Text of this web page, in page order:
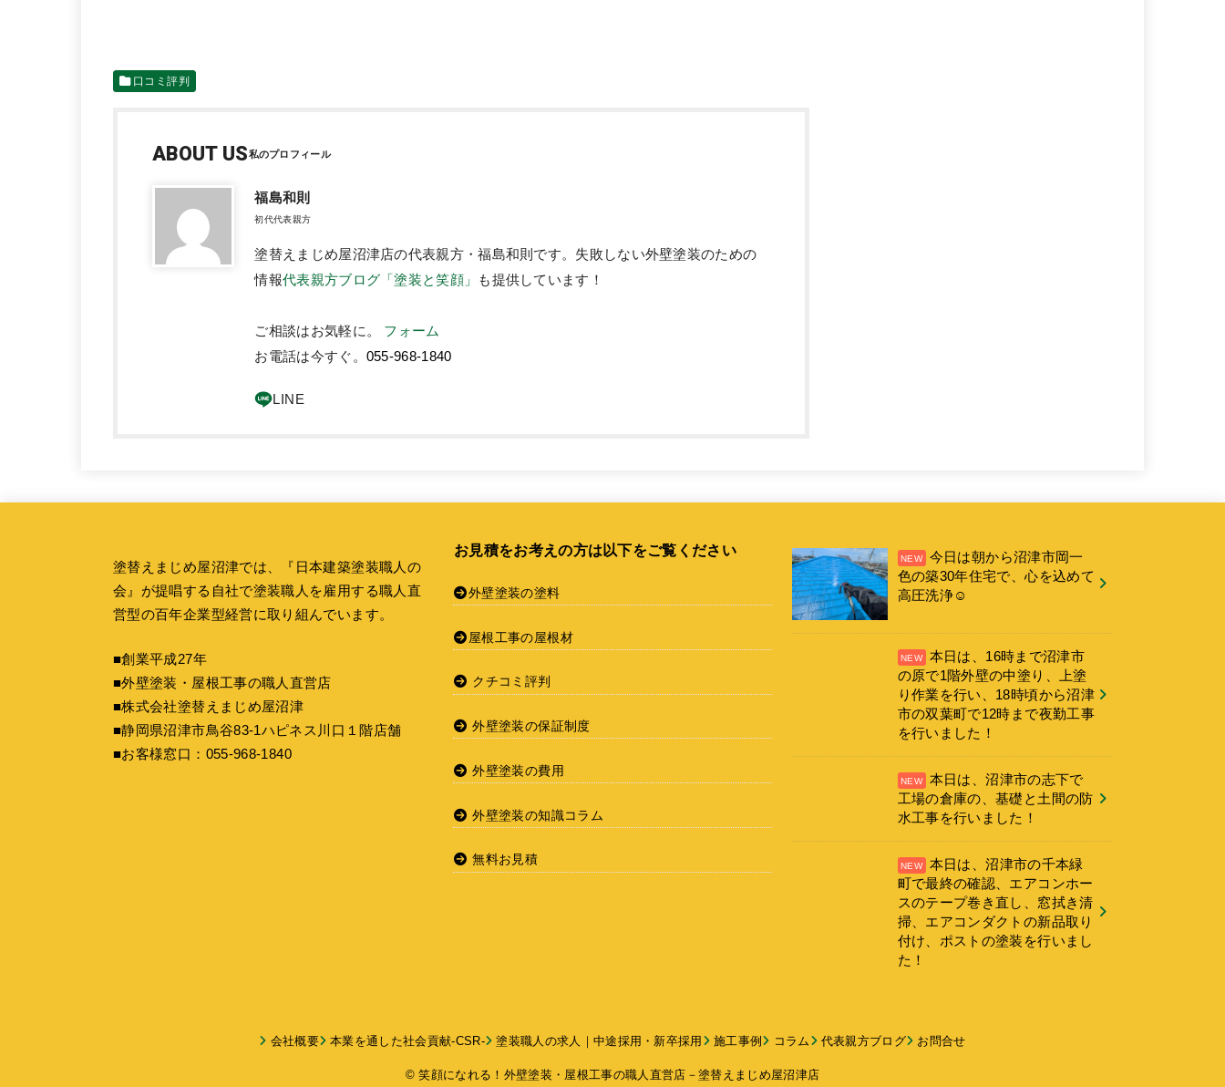
口コミ評判
ABOUT US
福島和則
初代代表親方
塗替えまじめ屋沼津店の代表親方・福島和則です。失敗しない外壁塗装のための
情報代表親方ブログ「塗装と笑顔」 も提供しています！
ご相談はお気軽に。 フォーム
お電話は今すぐ。 055-968-1840
塗替えまじめ屋沼津では、『 日本建築塗装職人の
会』が提唱する自社で塗装職人を雇用する職人直
営型の百年企業型経営に取り組んでいます。
■創業平成27年
■外壁塗装・屋根工事の職人直営店
■株式会社塗替えまじめ屋沼津
■静岡県沼津市鳥谷83-1ハピネス川口１階店舗
■お客様窓口： 055-968-1840
お見積をお考えの方は以下をご覧ください
外壁塗装の塗料
屋根工事の屋根材
クチコミ評判
外壁塗装の保証制度
外壁塗装の費用
外壁塗装の知識コラム
無料お見積
今日は朝から沼津市岡一
色の築30年住宅で、心を込めて
高圧洗浄☺️
本日は、16時まで沼津市
の原で1階外壁の中塗り、上塗
り作業を行い、18時頃から沼津
市の双葉町で12時まで夜勤工事
を行いました！
本日は、沼津市の志下で
工場の倉庫の、基礎と土間の防
水工事を行いました！
本日は、沼津市の千本緑
町で最終の確認、エアコンホー
スのテープ巻き直し、窓拭き清
掃、エアコンダクトの新品取り
付け、ポストの塗装を行いまし
た！
会社概要 本業を通した社会貢献-CSR- 塗装職人の求人｜中途採用・新卒採用 施工事例 コラム 代表親方ブログ お問合せ
© 笑顔になれる！外壁塗装・屋根工事の職人直営店－塗替えまじめ屋沼津店